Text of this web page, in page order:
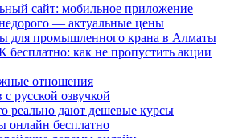
сайт: мобильное приложение
— актуальные цены
для промышленного крана в Алматы
бесплатно: как не пропустить акции
отношения
русской озвучкой
реально дают дешевые курсы
онлайн бесплатно